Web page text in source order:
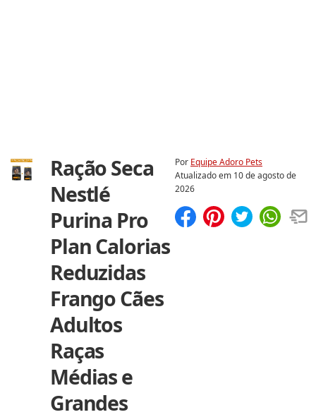
Ração Seca
Nestlé
Purina Pro
Plan Calorias
Reduzidas
Frango Cães
Adultos
Raças
Médias e
Grandes
Por Equipe Adoro Pets
Atualizado em 10 de agosto de
2026